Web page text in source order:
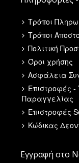
Τρόποι
Τρόποι
Πολιτική
Όροι χρήσης
Ασφάλεια
Επιστροφές
Παραγγελίας
Επιστροφές
Κώδικας
Εγγραφή στο